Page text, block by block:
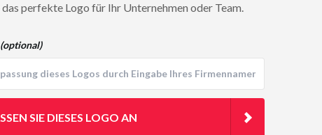
das perfekte Logo für Ihr Unternehmen oder Team.
(optional)
SIE DIESES LOGO AN